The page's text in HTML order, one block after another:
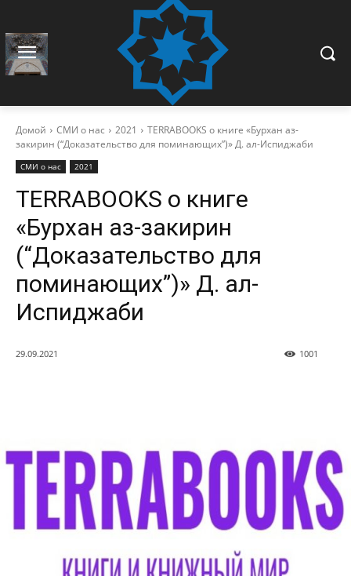
Домой СМИ о нас 2021
TERRABOOKS о книге «Бурхан аз-
закирин (“Доказательство для поминающих”)» Д. ал-Испиджаби
СМИ о нас 2021
TERRABOOKS о книге
«Бурхан аз-закирин
(“Доказательство для
поминающих”)» Д. ал-
Испиджаби
29.09.2021 1001